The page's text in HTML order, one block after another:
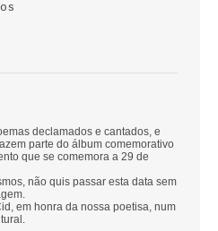
declamados e cantados, e
parte do álbum comemorativo
que se comemora a 29 de
não quis passar esta data sem
em honra da nossa poetisa, num